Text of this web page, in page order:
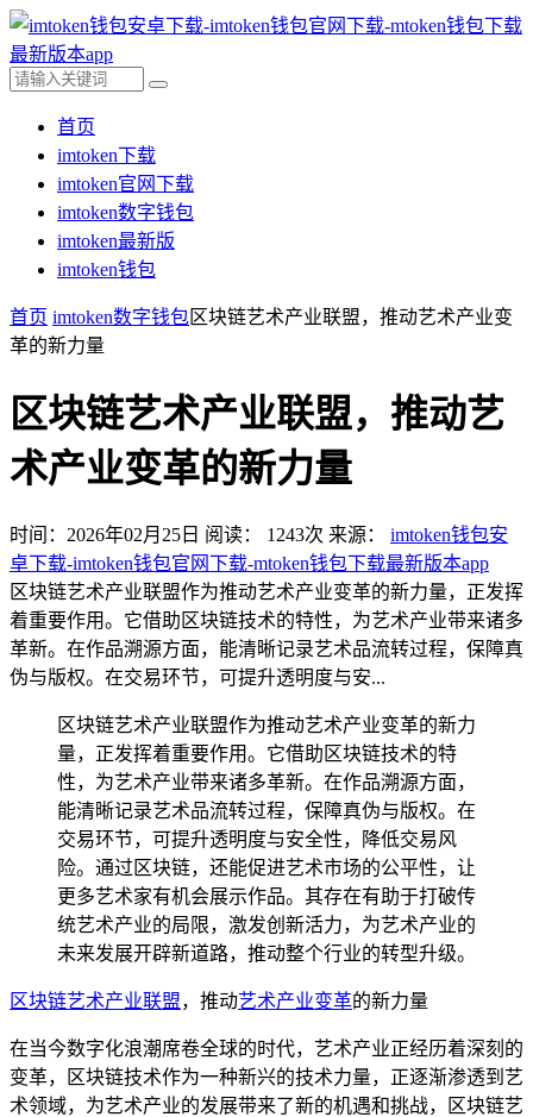
首页
imtoken下载
imtoken官网下载
imtoken数字钱包
imtoken最新版
imtoken钱包
首页 imtoken数字钱包区块链艺术产业联盟，推动艺术产业变
革的新力量
区块链艺术产业联盟，推动艺
术产业变革的新力量
时间：2026年02月25日 阅读： 1243次 来源： imtoken钱包安
卓下载-imtoken钱包官网下载-mtoken钱包下载最新版本app
区块链艺术产业联盟作为推动艺术产业变革的新力量，正发挥
着重要作用。它借助区块链技术的特性，为艺术产业带来诸多
革新。在作品溯源方面，能清晰记录艺术品流转过程，保障真
伪与版权。在交易环节，可提升透明度与安...
区块链艺术产业联盟作为推动艺术产业变革的新力
量，正发挥着重要作用。它借助区块链技术的特
性，为艺术产业带来诸多革新。在作品溯源方面，
能清晰记录艺术品流转过程，保障真伪与版权。在
交易环节，可提升透明度与安全性，降低交易风
险。通过区块链，还能促进艺术市场的公平性，让
更多艺术家有机会展示作品。其存在有助于打破传
统艺术产业的局限，激发创新活力，为艺术产业的
未来发展开辟新道路，推动整个行业的转型升级。
区块链艺术产业联盟，推动艺术产业变革的新力量
在当今数字化浪潮席卷全球的时代，艺术产业正经历着深刻的
变革，区块链技术作为一种新兴的技术力量，正逐渐渗透到艺
术领域，为艺术产业的发展带来了新的机遇和挑战，区块链艺